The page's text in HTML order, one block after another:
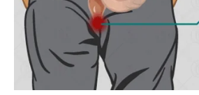
KOLIKO VRIJEDITE
Na poslovnom planu ulazite u veoma
Mnoge Vage će konačno dobiti